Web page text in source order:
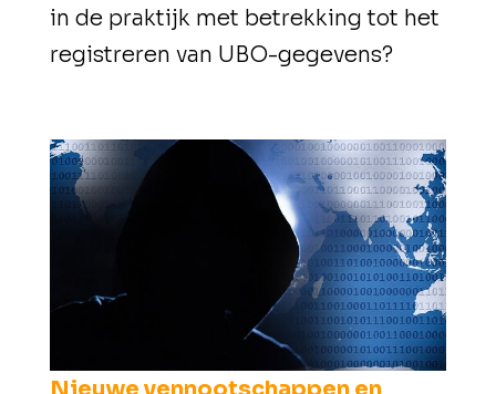
in de praktijk met betrekking tot het
registreren van UBO-gegevens?